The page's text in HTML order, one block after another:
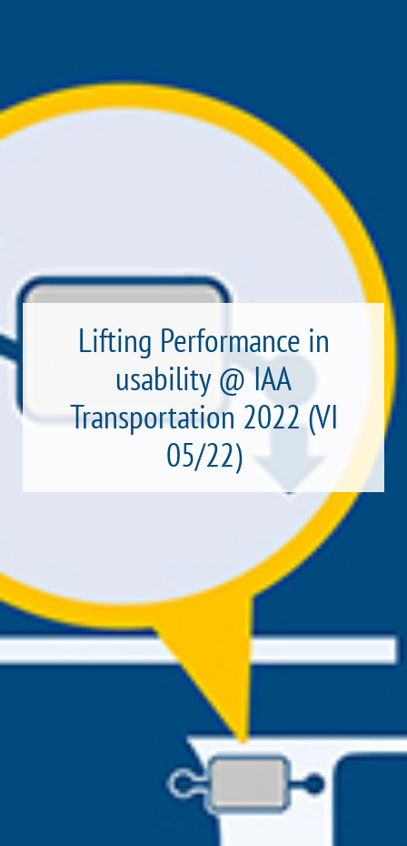
Lifting Performance in
usability @ IAA
Transportation 2022 (VI
05/22)